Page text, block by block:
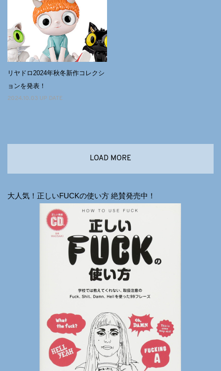
リヤドロ2024年秋冬新作コレクシ
ョンを発表！
2024.10.03 UP DATE
LOAD MORE
大人気！正しいFUCKの使い方 絶賛発売中！